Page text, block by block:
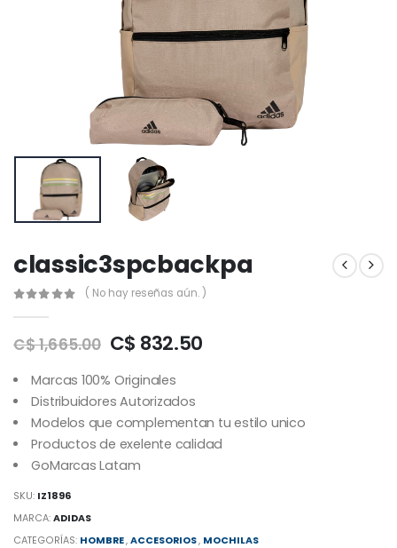
classic3spcbackpa
( No hay reseñas aún. )
C$ 1,665.00 C$ 832.50
Marcas 100% Originales
Distribuidores Autorizados
Modelos que complementan tu estilo unico
Productos de exelente calidad
GoMarcas Latam
SKU: IZ1896
MARCA:ADIDAS
CATEGORÍAS: HOMBRE,ACCESORIOS, MOCHILAS